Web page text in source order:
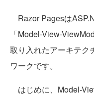
Razor Pagesは
「Model-View-
取り入れたアーキテク
ワークです。
はじめに、Model-